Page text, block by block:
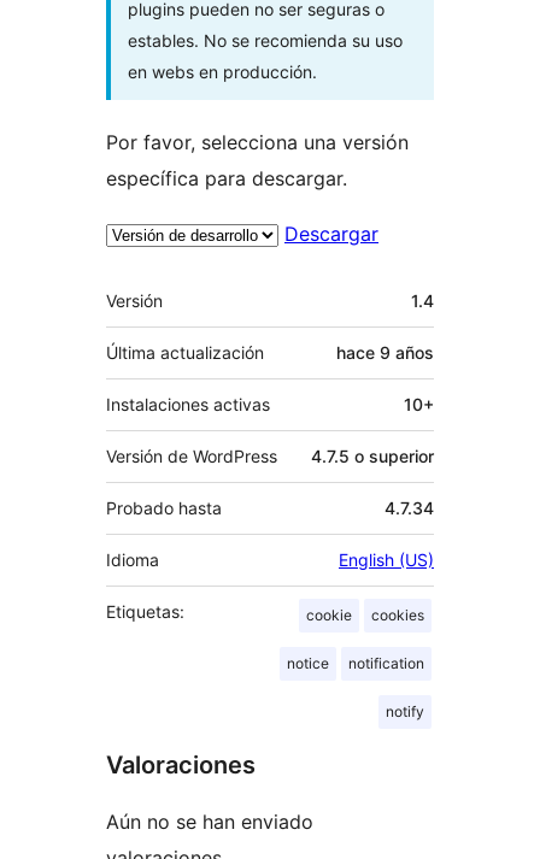
plugins pueden no ser seguras o
estables. No se recomienda su uso
en webs en producción.
Por favor, selecciona una versión
específica para descargar.
Descargar
Meta
Versión 1.4
Última actualización hace 9 años
Instalaciones activas 10+
Versión de WordPress 4.7.5 o superior
Probado hasta 4.7.34
Idioma English (US)
Etiquetas: cookie cookies
notice notification
notify
Valoraciones
Aún no se han enviado